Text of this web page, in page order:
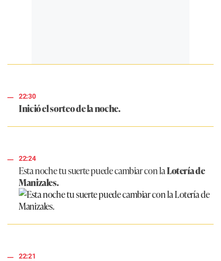
22:30
Inició el sorteo de la noche.
22:24
Esta noche tu suerte puede cambiar con laLotería de
Manizales.
22:21